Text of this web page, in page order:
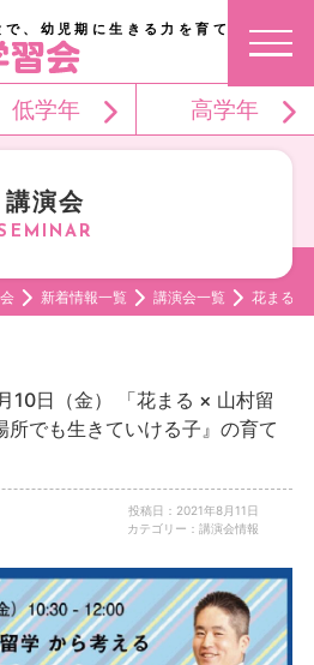
、幼児期に生きる力を育てる。
低学年 高学年
講演会
新着情報一覧 講演会一覧 花まる ×
10日（金） 「花まる × 山村留
でも生きていける子』の育て
投稿日：2021年8月11日
カテゴリー：講演会情報